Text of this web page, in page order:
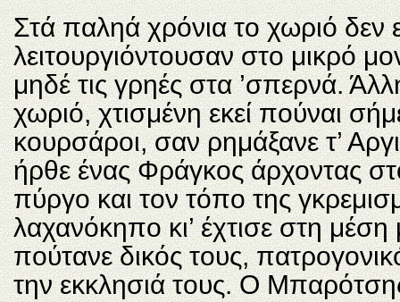
Στά παληά χρόνια το χωριό δεν
λειτουργιόντουσαν στο μικρό
μηδέ τις γρηές στα ’σπερνά.
χωριό, χτισμένη εκεί πούναι
κουρσάροι, σαν ρημάξανε τ’
ήρθε ένας Φράγκος άρχοντας
πύργο και τον τόπο της
λαχανόκηπο κι’ έχτισε στη
πούτανε δικός τους,
την εκκλησιά τους. Ο